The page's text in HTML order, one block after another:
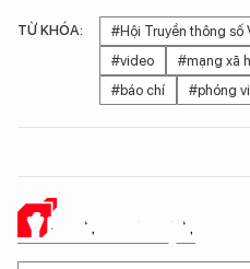
TỪ KHÓA: #Hội Truyền thông số
#video
#mạng xã
#báo chí
#phóng
Ý KIẾN CỦA BẠN